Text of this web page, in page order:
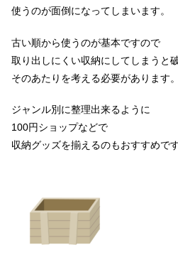
使うのが面倒になってしまいます。
古い順から使うのが基本ですので
取り出しにくい収納にしてしまうと
そのあたりを考える必要があります。
ジャンル別に整理出来るように
100円ショップなどで
収納グッズを揃えるのもおすすめです